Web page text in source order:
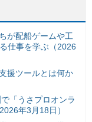
が配船ゲームや工
仕事を学ぶ（2026
援ツールとは何か
「うさプロオンラ
年3月18日）